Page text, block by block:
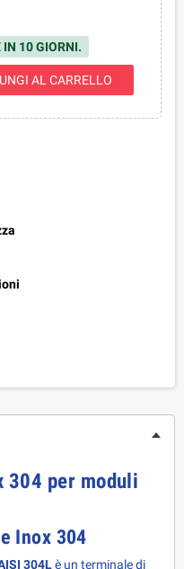
10 GIORNI.
AL CARRELLO
304 per moduli
Inox 304
304L è un terminale di